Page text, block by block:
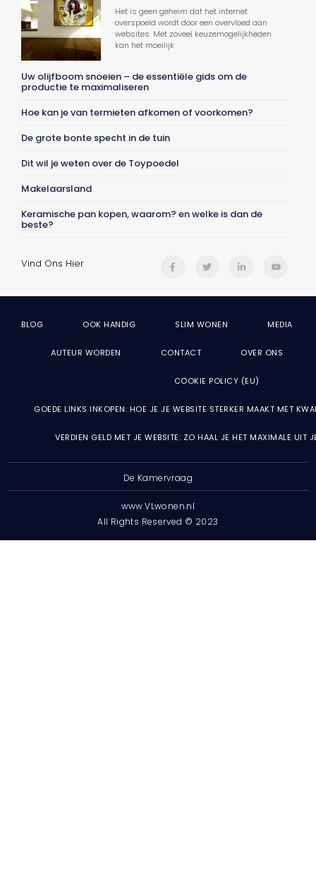
Het is geen geheim dat het internet
overspoeld wordt door een overvloed aan
websites. Met zoveel keuzemogelijkheden
kan het moeilijk
Uw olijfboom snoeien – de essentiële gids om de
productie te maximaliseren
Hoe kan je van termieten afkomen of voorkomen?
De grote bonte specht in de tuin
Dit wil je weten over de Toypoedel
Makelaarsland
Keramische pan kopen, waarom? en welke is dan de
beste?
Vind Ons Hier
BLOG OOK HANDIG SLIM WONEN MEDIA
AUTEUR WORDEN CONTACT OVER ONS
COOKIE POLICY (EU)
GOEDE LINKS INKOPEN: HOE JE JE WEBSITE STERKER MAAKT MET
VERDIEN GELD MET JE WEBSITE: ZO HAAL JE HET MAXIMALE UIT
De Kamervraag
www.VLwonen.nl
All Rights Reserved © 2023